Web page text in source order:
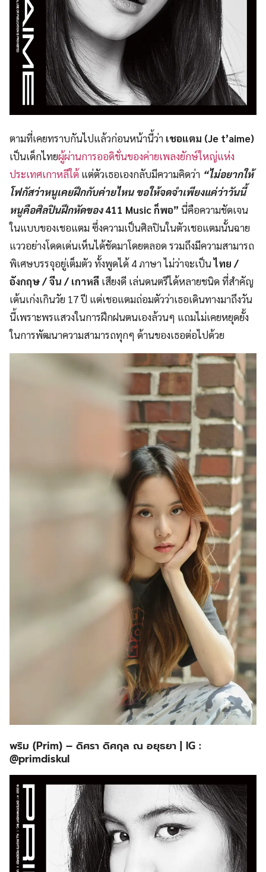
ตามที่เคยทราบกันไปแล้วก่อนหน้านี้ว่า เชอแตม (Je t’aime)
เป็นเด็กไทยผู้ผ่านการออดิชั่นของค่ายเพลงยักษ์ใหญ่แห่ง
ประเทศเกาหลีใต้ แต่ตัวเธอเองกลับมีความคิดว่า “ไม่อยากให้
โฟกัสว่าหนูเคยฝึกกับค่ายไหน ขอให้จดจำเพียงแค่ว่าวันนี้
หนูคือศิลปินฝึกหัดของ411 Music ก็พอ” นี่คือความชัดเจน
ในแบบของเชอแตม ซึ่งความเป็นศิลปินในตัวเชอแตมนั้นฉาย
แววอย่างโดดเด่นเห็นได้ชัดมาโดยตลอด รวมถึงมีความสามารถ
พิเศษบรรจุอยู่เต็มตัว ทั้งพูดได้ 4 ภาษา ไม่ว่าจะเป็นไทย /
อังกฤษ / จีน / เกาหลี เสียงดี เล่นดนตรีได้หลายชนิด ที่สำคัญ
เต้นเก่งเกินวัย 17 ปี แต่เชอแตมถ่อมตัวว่าเธอเดินทางมาถึงวัน
นี้เพราะพรแสวงในการฝึกฝนตนเองล้วนๆ แถมไม่เคยหยุดยั้ง
ในการพัฒนาความสามารถทุกๆ ด้านของเธอต่อไปด้วย
พริม (Prim) – ดิศรา ดิศกุล ณ อยุธยา | IG :
@primdiskul